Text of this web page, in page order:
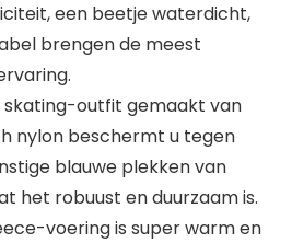
een beetje waterdicht,
brengen de meest
outfit gemaakt van
nylon beschermt u tegen
blauwe plekken van
het robuust en duurzaam is.
voering is super warm en